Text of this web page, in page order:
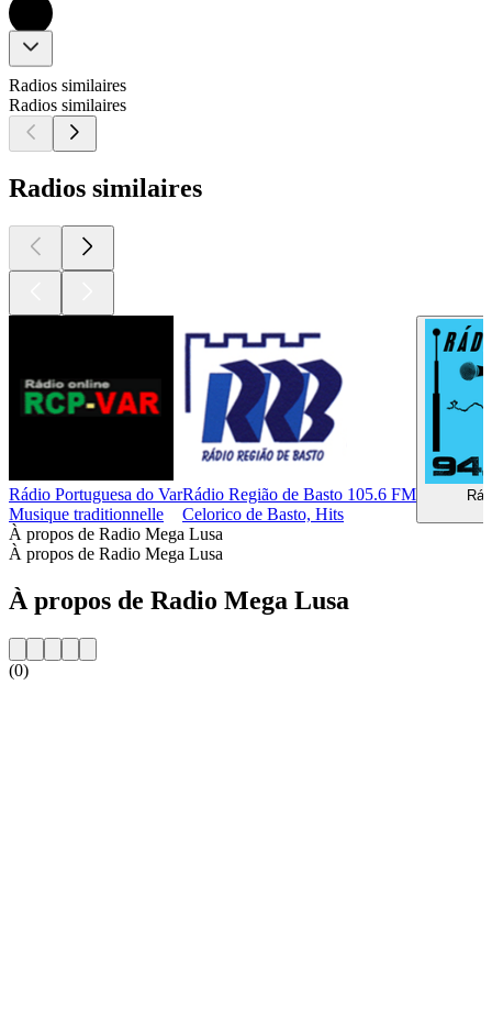
Radios similaires
Radios similaires
Radios similaires
Rádio Portuguesa do Var
Musique traditionnelle
Rádio Região de Basto 105.6 FM
Celorico de Basto, Hits
À propos de Radio Mega Lusa
À propos de Radio Mega Lusa
À propos de Radio Mega Lusa
(0)